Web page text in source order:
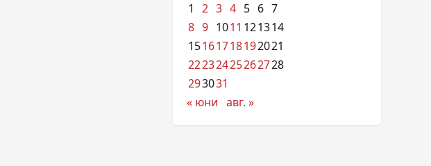
1
2 3 4 5 6 7
8 9 1011 121314
15161718192021
22232425262728
293031
« юни авг. »